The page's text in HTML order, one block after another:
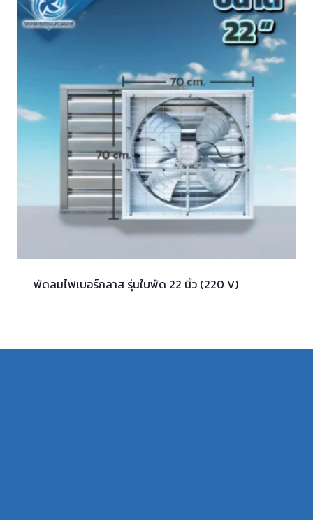
พัดลมไฟเบอร์กลาส รุ่นใบพัด 22 นิ้ว (220 V)